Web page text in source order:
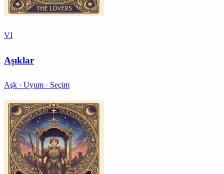
VI
Aşıklar
Aşk · Uyum · Seçim